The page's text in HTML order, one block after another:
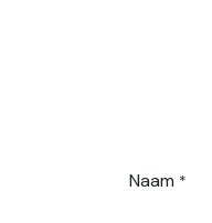
Naam *